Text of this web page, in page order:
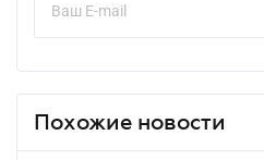
Похожие новости